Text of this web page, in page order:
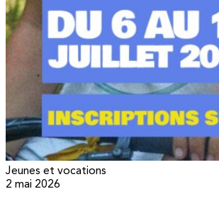
Jeunes et vocations
2 mai 2026